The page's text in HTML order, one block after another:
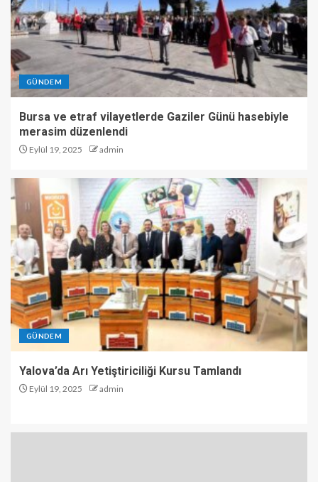
GÜNDEM
Bursa ve etraf vilayetlerde Gaziler Günü hasebiyle
merasim düzenlendi
Eylül 19, 2025 admin
GÜNDEM
Yalova’da Arı Yetiştiriciliği Kursu Tamlandı
Eylül 19, 2025 admin